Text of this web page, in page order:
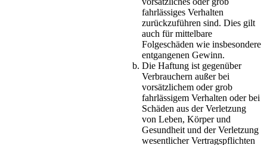
fahrlässiges Verhalten
zurückzuführen sind. Dies gilt
auch für mittelbare
Folgeschäden wie insbesondere
entgangenen Gewinn.
Die Haftung ist gegenüber
Verbrauchern außer bei
vorsätzlichem oder grob
fahrlässigem Verhalten oder bei
Schäden aus der Verletzung
von Leben, Körper und
Gesundheit und der Verletzung
wesentlicher Vertragspflichten